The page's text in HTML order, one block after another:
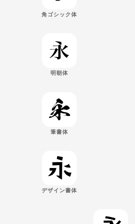
角ゴシック体
明朝体
筆書体
デザイン書体